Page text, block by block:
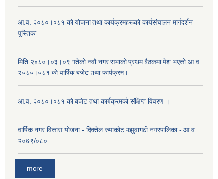
आ.व. २०८०।०८१ को योजना तथा कार्यक्रमहरूको कार्यसंचालन मार्गदर्शन
पुस्तिका
मिति २०८०।०३।०९ गतेको नवौ नगर सभाको प्रथम बैठकमा पेश भएको आ.व.
२०८०।०८१ को वार्षिक बजेट तथा कार्यक्रम।
आ.व. २०८०।०८१ को बजेट तथा कार्यक्रमको संक्षिप्त विवरण ।
वार्षिक नगर विकास योजना - दिक्तेल रुपाकोट मझुवागढी नगरपालिका - आ.व.
२०७९/०८०
more